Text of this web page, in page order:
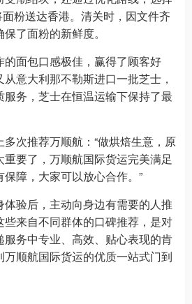
粉送达香港。清关时，因文件齐
了面粉的新鲜度。
面包口感极佳，赢得了顾客好
意大利那不勒斯进口一批芝士，
务，芝士在恒温运输下保持了最
次推荐万顺航：“做烘焙生意，原
要了，万顺航国际货运完美满足
障，大家可以放心合作。”
验后，主动向身边有需要的人推
来自不同群体的口碑推荐，是对
务中专业、高效、贴心表现的肯
顺航国际货运的优质一站式门到